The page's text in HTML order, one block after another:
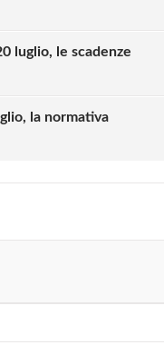
luglio, le scadenze
la normativa